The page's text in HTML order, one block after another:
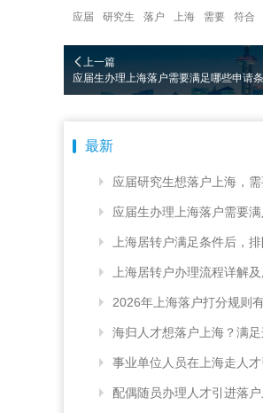
应届 研究生 落户 上海 需要 符合
上一篇
应届生办理上海落户需要满足哪些申请
最新
应届研究生想落户上海，
应届生办理上海落户需要
上海居转户满足条件后，
上海居转户办理流程详解
2026年上海落户打分规则
海归人才想落户上海？满足
事业单位人员在上海走人才
配偶随员办理人才引进落户